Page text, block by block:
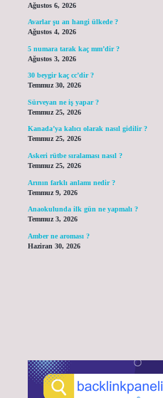
Ağustos 6, 2026
Avarlar şu an hangi ülkede ?
Ağustos 4, 2026
5 numara tarak kaç mm’dir ?
Ağustos 3, 2026
30 beygir kaç cc’dir ?
Temmuz 30, 2026
Sürveyan ne iş yapar ?
Temmuz 25, 2026
Kanada’ya kalıcı olarak nasıl gidilir ?
Temmuz 25, 2026
Askeri rütbe sıralaması nasıl ?
Temmuz 25, 2026
Arının farklı anlamı nedir ?
Temmuz 9, 2026
Anaokulunda ilk gün ne yapmalı ?
Temmuz 3, 2026
Amber ne aroması ?
Haziran 30, 2026